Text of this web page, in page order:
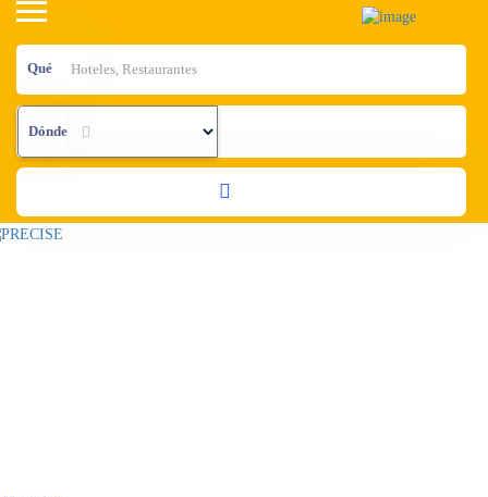
Qué
Dónde